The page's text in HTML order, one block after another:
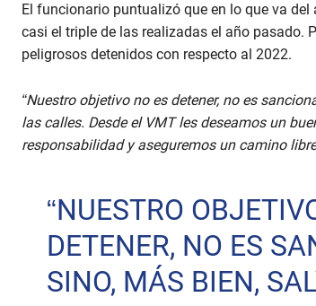
El funcionario puntualizó que en lo que va
casi el triple de las realizadas el año pasado.
peligrosos detenidos con respecto al 2022.
“Nuestro objetivo no es detener, no es
las calles. Desde el VMT les deseamos un
responsabilidad y aseguremos un camino
“NUESTRO
DETENER, NO ES
SINO, MÁS BIEN,